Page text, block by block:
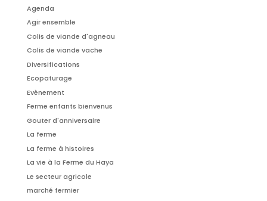
Agenda
Agir ensemble
Colis de viande d'agneau
Colis de viande vache
Diversifications
Ecopaturage
Evènement
Ferme enfants bienvenus
Gouter d'anniversaire
La ferme
La ferme à histoires
La vie à la Ferme du Haya
Le secteur agricole
marché fermier